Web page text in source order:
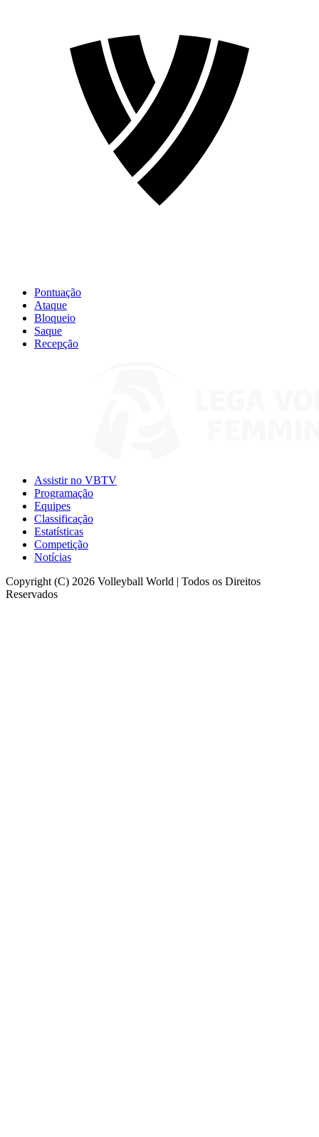
Pontuação
Ataque
Bloqueio
Saque
Recepção
Assistir no VBTV
Programação
Equipes
Classificação
Estatísticas
Competição
Notícias
Copyright (C) 2026 Volleyball World | Todos os Direitos
Reservados